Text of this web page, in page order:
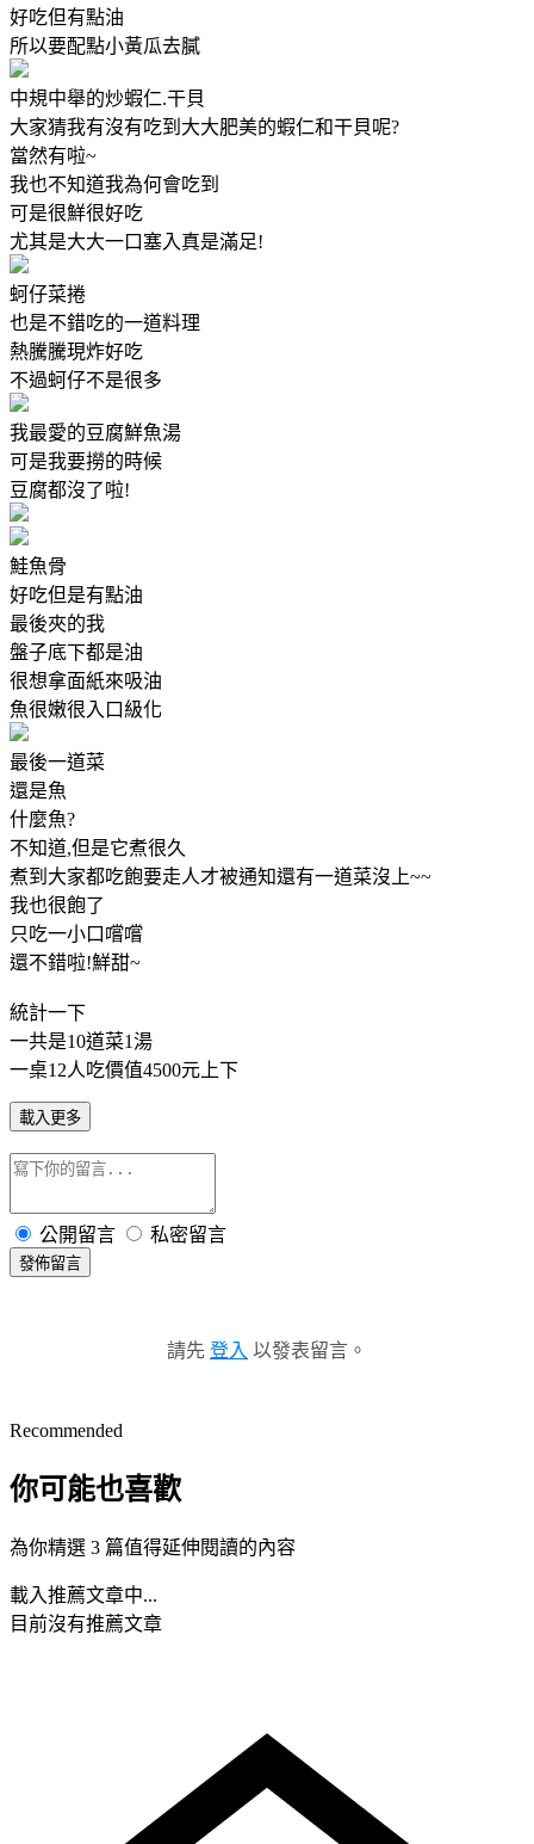
好吃但有點油
所以要配點小黃瓜去膩
中規中舉的炒蝦仁.干貝
大家猜我有沒有吃到大大肥美的蝦仁和干貝呢?
當然有啦~
我也不知道我為何會吃到
可是很鮮很好吃
尤其是大大一口塞入真是滿足!
蚵仔菜捲
也是不錯吃的一道料理
熱騰騰現炸好吃
不過蚵仔不是很多
我最愛的豆腐鮮魚湯
可是我要撈的時候
豆腐都沒了啦!
鮭魚骨
好吃但是有點油
最後夾的我
盤子底下都是油
很想拿面紙來吸油
魚很嫩很入口級化
最後一道菜
還是魚
什麼魚?
不知道,但是它煮很久
煮到大家都吃飽要走人才被通知還有一道菜沒上~~
我也很飽了
只吃一小口嚐嚐
還不錯啦!鮮甜~
統計一下
一共是10道菜1湯
一桌12人吃價值4500元上下
載入更多
公開留言 私密留言
發佈留言
請先 登入 以發表留言。
Recommended
你可能也喜歡
為你精選 3 篇值得延伸閱讀的內容
載入推薦文章中...
目前沒有推薦文章